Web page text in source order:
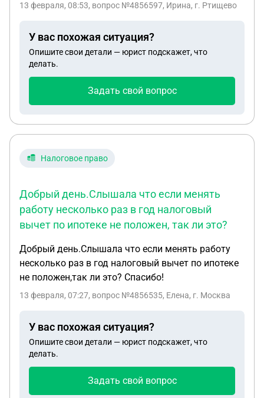
наследства, 1 совершеннолетний ребенок
несовершеннолетний ребенок якобы не успел во
время отказаться от наследства (6 месяцев) из-за
опеки. И теперь собирает паспортные данные всех
суд. Как быть совершеннолетнему ребенку. Он же
раздавать паспортные данные посторонним
Подскажите для чего вообще нужны им
их, если все равно отказ от наследства?
13 февраля, 08:53, вопрос №4856597, Ирина, г. Ртищево
У вас похожая ситуация?
Опишите свои детали — юрист подскажет, что
делать.
Задать свой вопрос
Налоговое право
Добрый день.Слышала что если менять
работу несколько раз в год налоговый
вычет по ипотеке не положен, так ли это?
Добрый день.Слышала что если менять работу
несколько раз в год налоговый вычет по ипотеке
не положен,так ли это? Спасибо!
13 февраля, 07:27, вопрос №4856535, Елена, г. Москва
У вас похожая ситуация?
Опишите свои детали — юрист подскажет, что
делать.
Задать свой вопрос